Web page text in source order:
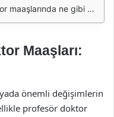
ne gibi değişiklikler bekleniyor?
Maaşları:
önemli değişimlerin
profesör doktor